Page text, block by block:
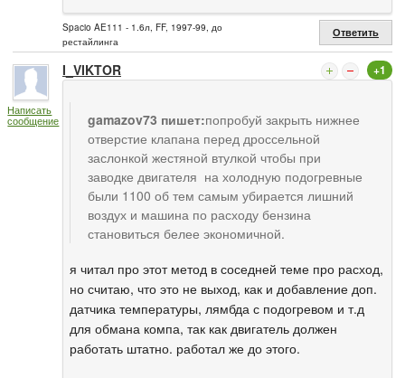
Spacio AE111 - 1.6л, FF, 1997-99, до
рестайлинга
Ответить
Написать
сообщение
I_VIKTOR +1
gamazov73 пишет:попробуй закрыть нижнее
отверстие клапана перед дроссельной
заслонкой жестяной втулкой чтобы при
заводке двигателя на холодную подогревные
были 1100 об тем самым убирается лишний
воздух и машина по расходу бензина
становиться белее экономичной.
я читал про этот метод в соседней теме про расход,
но считаю, что это не выход, как и добавление доп.
датчика температуры, лямбда с подогревом и т.д
для обмана компа, так как двигатель должен
работать штатно. работал же до этого.